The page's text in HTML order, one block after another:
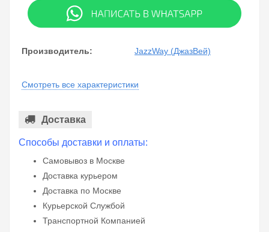
Производитель: JazzWay (ДжазВей)
Смотреть все характеристики
Доставка
Способы доставки и оплаты:
Самовывоз в Москве
Доставка курьером
Доставка по Москве
Курьерской Службой
Транспортной Компанией